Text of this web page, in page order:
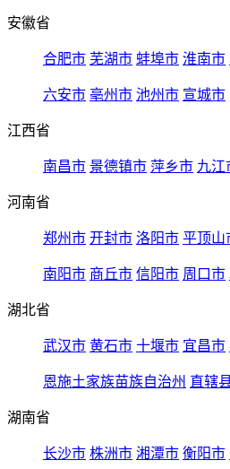
安徽省
合肥市 芜湖市 蚌埠市 淮南市
六安市 亳州市 池州市 宣城市
江西省
南昌市 景德镇市 萍乡市 九江
河南省
郑州市 开封市 洛阳市 平顶山
南阳市 商丘市 信阳市 周口市
湖北省
武汉市 黄石市 十堰市 宜昌市
恩施土家族苗族自治州 直辖
湖南省
长沙市 株洲市 湘潭市 衡阳市